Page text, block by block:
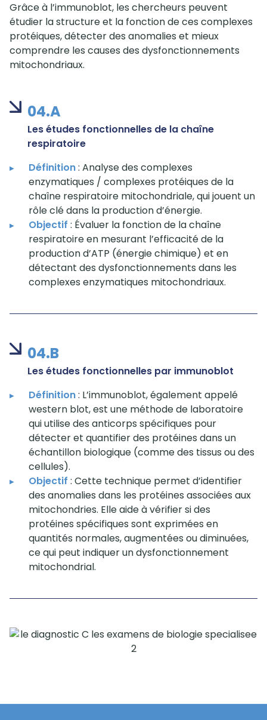
Grâce à l’immunoblot, les chercheurs peuvent
étudier la structure et la fonction de ces complexes
protéiques, détecter des anomalies et mieux
comprendre les causes des dysfonctionnements
mitochondriaux.
04.A
Les études fonctionnelles de la chaîne
respiratoire
Définition: Analyse des complexes
enzymatiques / complexes protéiques de la
chaîne respiratoire mitochondriale, qui jouent un
rôle clé dans la production d’énergie.
Objectif : Évaluer la fonction de la chaîne
respiratoire en mesurant l’efficacité de la
production d’ATP (énergie chimique) et en
détectant des dysfonctionnements dans les
complexes enzymatiques mitochondriaux.
04.B
Les études fonctionnelles par immunoblot
Définition: L’immunoblot, également appelé
western blot, est une méthode de laboratoire
qui utilise des anticorps spécifiques pour
détecter et quantifier des protéines dans un
échantillon biologique (comme des tissus ou des
cellules).
Objectif : Cette technique permet d’identifier
des anomalies dans les protéines associées aux
mitochondries. Elle aide à vérifier si des
protéines spécifiques sont exprimées en
quantités normales, augmentées ou diminuées,
ce qui peut indiquer un dysfonctionnement
mitochondrial.